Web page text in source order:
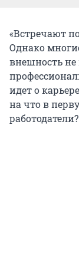
«Встречают
Однако
внешность не
идет о
на что в
работодатели?